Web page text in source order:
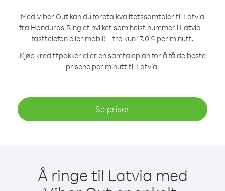
Med Viber Out kan du foreta kvalitetssamtaler til Latvia
fra Honduras.Ring et hvilket som helst nummer i Latvia –
fasttelefon eller mobil! – fra kun 17.0 ¢ per minutt.
Kjøp kredittpakker eller en samtaleplan for å få de beste
prisene per minutt til Latvia.
Se priser
Å ringe til Latvia med